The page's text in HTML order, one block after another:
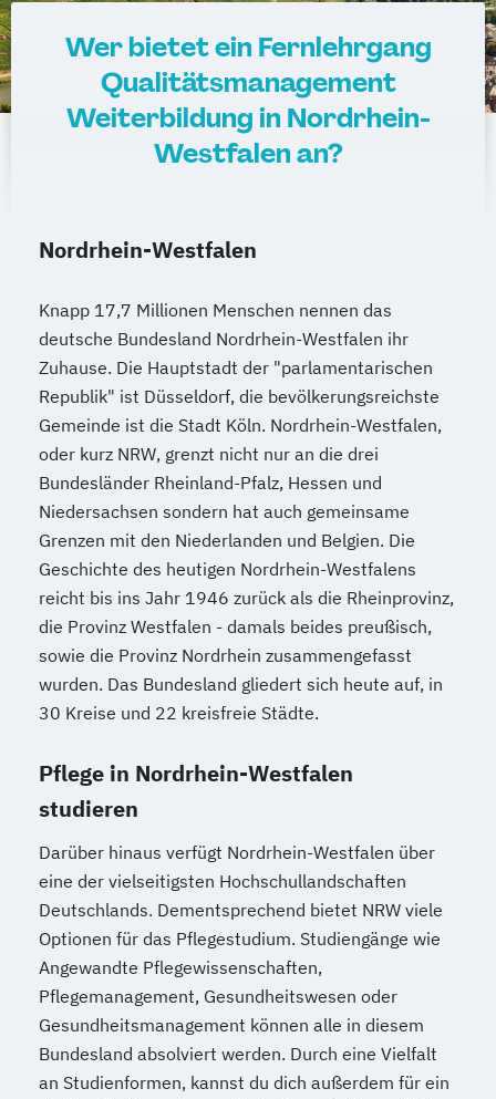
Wer bietet ein Fernlehrgang
Qualitätsmanagement
Weiterbildung in Nordrhein-
Westfalen an?
Nordrhein-Westfalen
Knapp 17,7 Millionen Menschen nennen das
deutsche Bundesland Nordrhein-Westfalen ihr
Zuhause. Die Hauptstadt der "parlamentarischen
Republik" ist Düsseldorf, die bevölkerungsreichste
Gemeinde ist die Stadt Köln. Nordrhein-Westfalen,
oder kurz NRW, grenzt nicht nur an die drei
Bundesländer Rheinland-Pfalz, Hessen und
Niedersachsen sondern hat auch gemeinsame
Grenzen mit den Niederlanden und Belgien. Die
Geschichte des heutigen Nordrhein-Westfalens
reicht bis ins Jahr 1946 zurück als die Rheinprovinz,
die Provinz Westfalen - damals beides preußisch,
sowie die Provinz Nordrhein zusammengefasst
wurden. Das Bundesland gliedert sich heute auf, in
30 Kreise und 22 kreisfreie Städte.
Pflege in Nordrhein-Westfalen
studieren
Darüber hinaus verfügt Nordrhein-Westfalen über
eine der vielseitigsten Hochschullandschaften
Deutschlands. Dementsprechend bietet NRW viele
Optionen für das Pflegestudium. Studiengänge wie
Angewandte Pflegewissenschaften,
Pflegemanagement, Gesundheitswesen oder
Gesundheitsmanagement können alle in diesem
Bundesland absolviert werden. Durch eine Vielfalt
an Studienformen, kannst du dich außerdem für ein